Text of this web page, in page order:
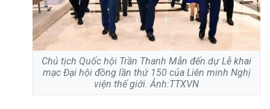
Chủ tịch Quốc hội Trần Thanh Mẫn đến dự Lễ khai
mạc Đại hội đồng lần thứ 150 của Liên minh Nghị
viện thế giới. Ảnh:TTXVN